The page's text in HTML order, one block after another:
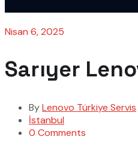
Nisan 6, 2025
Sarıyer
ByLenovo Türkiye Servis
İstanbul
0 Comments